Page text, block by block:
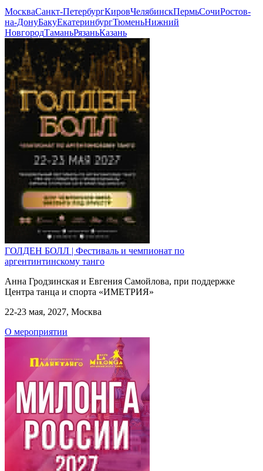
МоскваСанкт-ПетербургКировЧелябинскПермьСочиРостов-
на-ДонуБакуЕкатеринбургТюменьНижний
НовгородТаманьРязаньКазань
ГОЛДЕН БОЛЛ | Фестиваль и чемпионат по
аргентинтинскому танго
Анна Гродзинская и Евгения Самойлова, при поддержке
Центра танца и спорта «ИМЕТРИЯ»
22-23 мая, 2027, Москва
О мероприятии